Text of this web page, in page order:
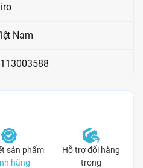
Nam
sản phẩm
hãng
Hỗ trợ đổi hàng
trong